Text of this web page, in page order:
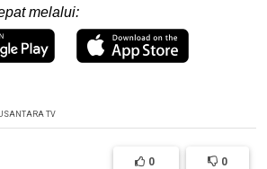
melalui:
TV
0 0